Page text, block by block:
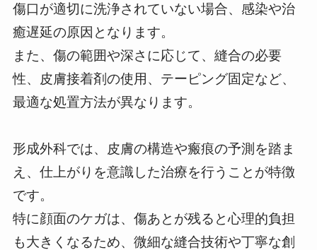
傷口が適切に洗浄されていない場合、感染や治
癒遅延の原因となります。
また、傷の範囲や深さに応じて、縫合の必要
性、皮膚接着剤の使用、テーピング固定など、
最適な処置方法が異なります。
形成外科では、皮膚の構造や瘢痕の予測を踏ま
え、仕上がりを意識した治療を行うことが特徴
です。
特に顔面のケガは、傷あとが残ると心理的負担
も大きくなるため、微細な縫合技術や丁寧な創